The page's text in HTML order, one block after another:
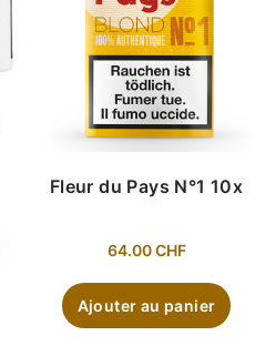
Fleur du Pays N°1 10x
64.00CHF
Ajouter au panier